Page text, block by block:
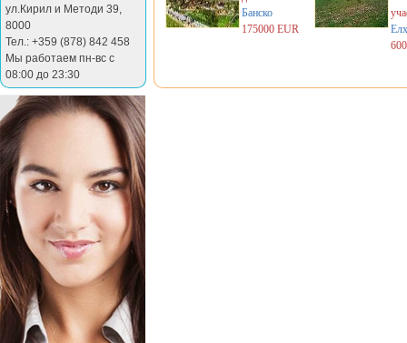
ул.Кирил и Методи 39,
8000
Тел.: +359 (878) 842 458
Мы работаем пн-вс с
08:00 до 23:30
Банско
175000 EUR